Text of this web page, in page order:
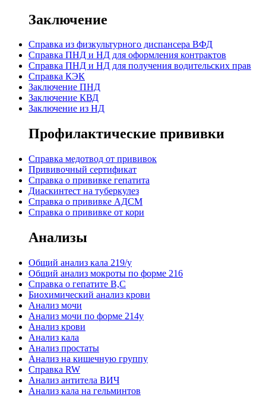
Заключение
Cправка из физкультурного диспансера ВФД
Cправка ПНД и НД для оформления контрактов
Справка ПНД и НД для получения водительских прав
Справка КЭК
Заключение ПНД
Заключение КВД
Заключение из НД
Профилактические прививки
Справка медотвод от прививок
Прививочный сертификат
Cправка о прививке гепатита
Диаскинтест на туберкулез
Справка о прививке АДСМ
Справка о прививке от кори
Анализы
Общий анализ кала 219/у
Общий анализ мокроты по форме 216
Справка о гепатите B,C
Биохимический анализ крови
Анализ мочи
Анализ мочи по форме 214у
Анализ крови
Анализ кала
Анализ простаты
Анализ на кишечную группу
Справка RW
Анализ антитела ВИЧ
Анализ кала на гельминтов